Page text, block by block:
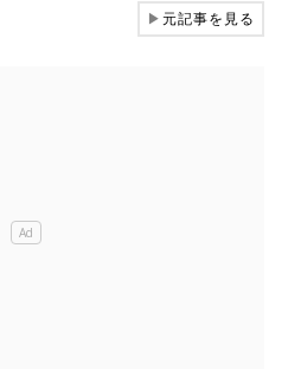
▶元記事を見る